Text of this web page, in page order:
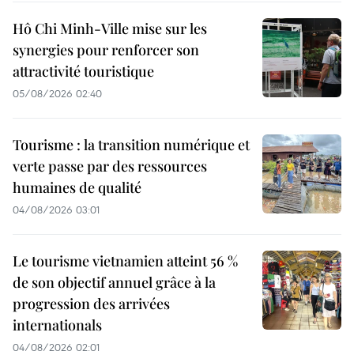
Hô Chi Minh-Ville mise sur les
synergies pour renforcer son
attractivité touristique
05/08/2026 02:40
Tourisme : la transition numérique et
verte passe par des ressources
humaines de qualité
04/08/2026 03:01
Le tourisme vietnamien atteint 56 %
de son objectif annuel grâce à la
progression des arrivées
internationals
04/08/2026 02:01